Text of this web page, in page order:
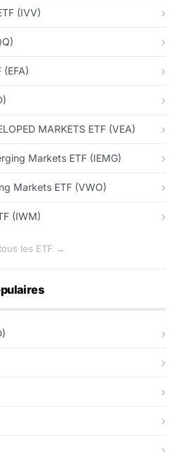
(IVV)
(EFA)
MARKETS ETF (VEA)
Markets ETF (IEMG)
Markets ETF (VWO)
(IWM)
les ETF →